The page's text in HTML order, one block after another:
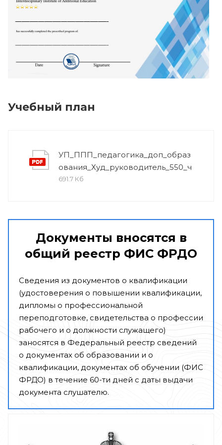
Учебный план
УП_ППП_педагогика_доп_образ
ования_Худ_руководитель_550_ч
691.7 Кб
Документы вносятся в
общий реестр ФИС ФРДО
Сведения из документов о квалификации
(удостоверения о повышении квалификации,
дипломы о профессиональной
переподготовке, свидетельства о профессии
рабочего и о должности служащего)
заносятся в Федеральный реестр сведений
о документах об образовании и о
квалификации, документах об обучении (ФИС
ФРДО) в течение 60-ти дней с даты выдачи
документа слушателю.